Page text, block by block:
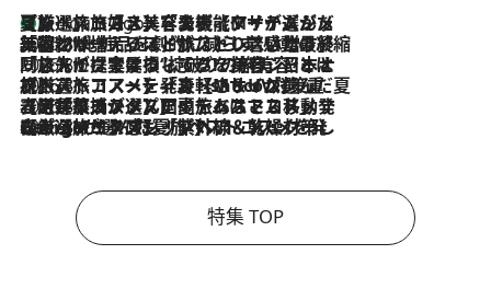
4 Hours Ago
【厳選旅コスメ】「多機能アイテムがメイン！」旅好き美容エディターが選んだ夏旅ベストコスメを発表【Mサイズジップ】
2026.8.6
「荷物が増えるほど旅ストレスは増す」美容ジャーナリストがたどり着いた最終結論。“化粧品を劇的に減らす”感動の凝縮美容とは
2026.8.6
「旅先には金髪ウィッグを持参」日本と同じメイクでは損してる!? 美容ジャーナリストが提案する“掟破りの旅美容”とは
2026.8.6
【厳選旅コスメ】「身軽さ＆UV対策重視！」ヘアアーティストshucoが選んだ夏旅ベストコスメを発表【Mサイズジップ】
2026.8.5
【厳選旅コスメ】国内をあちこち移動する河井菜摘が選んだ夏旅ベストコスメ発表！「リラックスアイテムはマスト」【Mサイズジップ】
2026.8.4
【厳選旅コスメ】「紫外線＆乾燥対策しながらメイク感も！」ヘア＆メイクGeorgeが選んだ夏旅ベストコスメを発表！【Mサイズジップ】
特集 TOP